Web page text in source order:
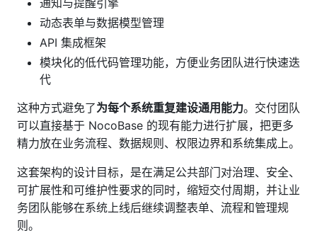
动态表单与数据模型管理
API 集成框架
模块化的低代码管理功能，方便业务团队进行快速迭
代
这种方式避免了为每个系统重复建设通用能力。交付团队
可以直接基于 NocoBase 的现有能力进行扩展，把更多
精力放在业务流程、数据规则、权限边界和系统集成上。
这套架构的设计目标，是在满足公共部门对治理、安全、
可扩展性和可维护性要求的同时，缩短交付周期，并让业
务团队能够在系统上线后继续调整表单、流程和管理规
则。